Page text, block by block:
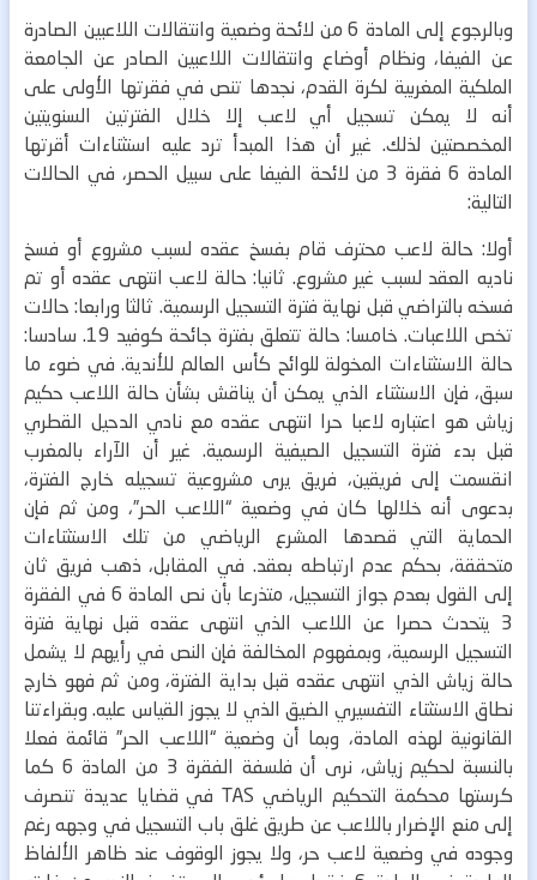
وبالرجوع إلى المادة 6 من لائحة وضعية وانتقالات اللاعبين الصادرة
عن الفيفا، ونظام أوضاع وانتقالات اللاعبين الصادر عن الجامعة
الملكية المغربية لكرة القدم، نجدها تنص في فقرتها الأولى على
أنه لا يمكن تسجيل أي لاعب إلا خلال الفترتين السنويتين
المخصصتين لذلك. غير أن هذا المبدأ ترد عليه استثناءات أقرتها
المادة 6 فقرة 3 من لائحة الفيفا على سبيل الحصر، في الحالات
التالية:
أولا: حالة لاعب محترف قام بفسخ عقده لسبب مشروع أو فسخ
ناديه العقد لسبب غير مشروع. ثانيا: حالة لاعب انتهى عقده أو تم
فسخه بالتراضي قبل نهاية فترة التسجيل الرسمية. ثالثا ورابعا: حالات
تخص اللاعبات. خامسا: حالة تتعلق بفترة جائحة كوفيد 19.
سادسا:
حالة الاستثناءات المخولة للوائح كأس العالم للأندية.في ضوء ما
سبق، فإن الاستثناء الذي يمكن أن يناقش بشأن حالة اللاعب حكيم
زياش هو اعتباره لاعبا حرا انتهى عقده مع نادي الدحيل القطري
قبل بدء فترة التسجيل الصيفية الرسمية. غير أن الآراء بالمغرب
انقسمت إلى فريقين، فريق يرى مشروعية تسجيله خارج الفترة،
بدعوى أنه خلالها كان في وضعية “اللاعب الحر”، ومن ثم فإن
الحماية التي قصدها المشرع الرياضي من تلك الاستثناءات
متحققة، بحكم عدم ارتباطه بعقد. في المقابل، ذهب فريق ثان
إلى القول بعدم جواز التسجيل، متذرعا بأن نص المادة 6 في الفقرة
3 يتحدث حصرا عن اللاعب الذي انتهى عقده قبل نهاية فترة
التسجيل الرسمية، وبمفهوم المخالفة فإن النص في رأيهم لا يشمل
حالة زياش الذي انتهى عقده قبل بداية الفترة، ومن ثم فهو خارج
نطاق الاستثناء التفسيري الضيق الذي لا يجوز القياس عليه.وبقراءتنا
القانونية لهذه المادة، وبما أن وضعية “اللاعب الحر” قائمة فعلا
بالنسبة لحكيم زياش، نرى أن فلسفة الفقرة 3 من المادة 6 كما
كرستها محكمة التحكيم الرياضي TAS في قضايا عديدة تنصرف
إلى منع الإضرار باللاعب عن طريق غلق باب التسجيل في وجهه رغم
وجوده في وضعية لاعب حر، ولا يجوز الوقوف عند ظاهر الألفاظ